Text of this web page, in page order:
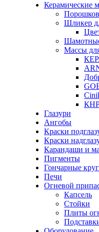
Керамические
Шликер
Массы
Глазури
Ангобы
Краски
Краски
Карандаши и
Пигменты
Гончарные
Печи
Огневой
Капсель
Стойки
Плиты